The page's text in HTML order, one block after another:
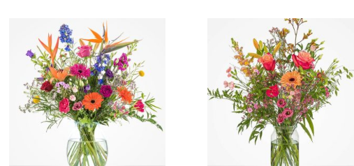
€58,99
€49,99